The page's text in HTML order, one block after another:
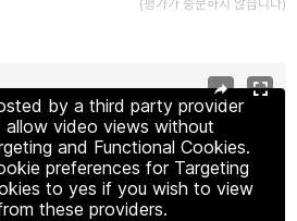
(평가가 충분하지 않습니다)
by a third party provider
video views without
and Functional Cookies.
preferences for Targeting
to yes if you wish to view
these providers.